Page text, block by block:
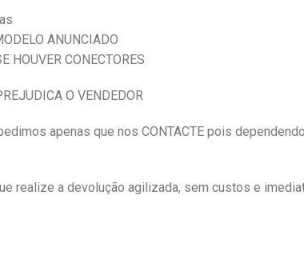
ANUNCIADO
HOUVER CONECTORES
O VENDEDOR
apenas que nos CONTACTE pois
realize a devolução agilizada, sem custos e